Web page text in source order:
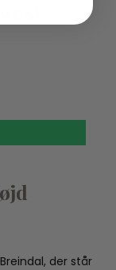
Dot
der står